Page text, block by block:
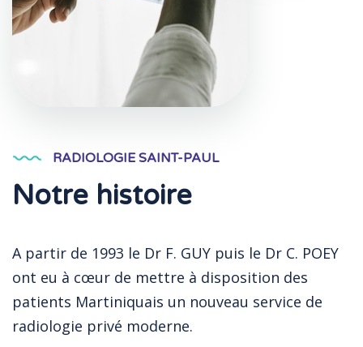
RADIOLOGIE SAINT-PAUL
Notre histoire
A partir de 1993 le Dr F. GUY puis le Dr C. POEY
ont eu à cœur de mettre à disposition des
patients Martiniquais un nouveau service de
radiologie privé moderne.